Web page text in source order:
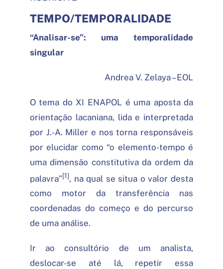
TEMPO/TEMPORALIDADE
“Analisar-se”: uma temporalidade
singular
Andrea V. Zelaya – EOL
O tema do XI ENAPOL é uma aposta da
orientação lacaniana, lida e interpretada
por J.-A. Miller e nos torna responsáveis
por elucidar como “o elemento-tempo é
uma dimensão constitutiva da ordem da
palavra”[1], na qual se situa o valor desta
como motor da transferência nas
coordenadas do começo e do percurso
de uma análise.
Ir ao consultório de um analista,
deslocar-se até lá, repetir essa